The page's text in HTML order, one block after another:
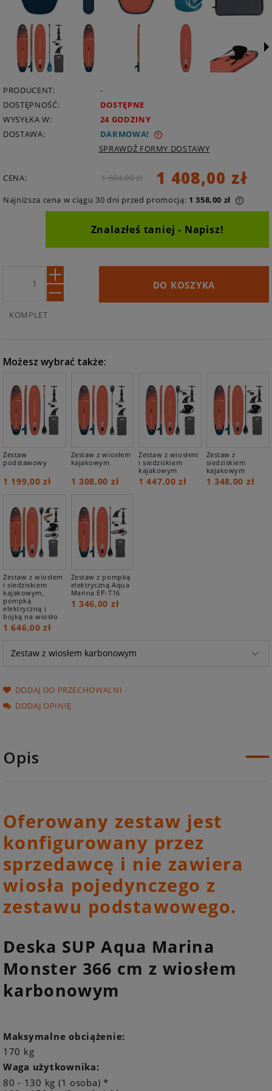
PRODUCENT:
-
DOSTĘPNOŚĆ:
DOSTĘPNE
WYSYŁKA W:
24 GODZINY
DOSTAWA:
DARMOWA
SPRAWDŹ FORMY DOSTAWY
CENA: 1 408,00 zł
1 884,00 zł
Najniższa cena w ciągu 30 dni przed promocją: 1 358,00 zł
Znalazłeś taniej - Napisz!
KOMPLET
DO KOSZYKA
Możesz wybrać także:
Zestaw
podstawowy
1 199,00 zł
Zestaw z wiosłem
kajakowym
1 308,00 zł
Zestaw z wiosłem
i siedziskiem
kajakowym
1 447,00 zł
Zestaw z
siedziskiem
kajakowym
1 348,00 zł
Zestaw z wiosłem
i siedziskiem
kajakowym,
pompką
elektryczną i
bojką na wiosło
1 646,00 zł
Zestaw z pompką
elektryczną Aqua
Marina EP-T16
1 346,00 zł
DODAJ DO PRZECHOWALNI
DODAJ OPINIĘ
Opis
Oferowany zestaw jest
konfigurowany przez
sprzedawcę i nie zawiera
wiosła pojedynczego z
zestawu podstawowego.
Deska SUP Aqua Marina
Monster 366 cm z wiosłem
karbonowym
Maksymalne obciążenie:
170 kg
Waga użytkownika:
80 - 130 kg (1 osoba) *